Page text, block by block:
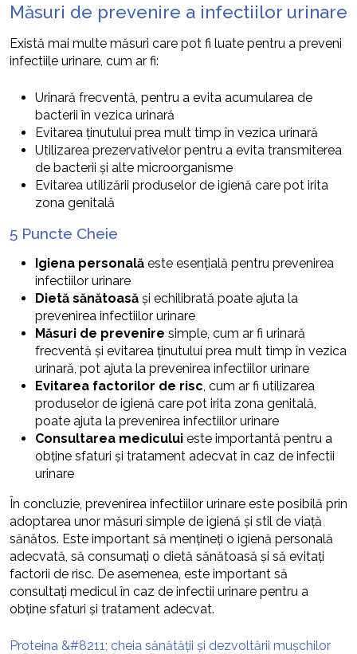
Măsuri de prevenire a infectiilor urinare
Există mai multe măsuri care pot fi luate pentru a preveni
infectiile urinare, cum ar fi:
Urinară frecventă, pentru a evita acumularea de
bacterii în vezica urinară
Evitarea ținutului prea mult timp în vezica urinară
Utilizarea prezervativelor pentru a evita transmiterea
de bacterii și alte microorganisme
Evitarea utilizării produselor de igienă care pot irita
zona genitală
5 Puncte Cheie
Igiena personală este esențială pentru prevenirea
infectiilor urinare
Dietă sănătoasă și echilibrată poate ajuta la
prevenirea infectiilor urinare
Măsuri de prevenire simple, cum ar fi urinară
frecventă și evitarea ținutului prea mult timp în vezica
urinară, pot ajuta la prevenirea infectiilor urinare
Evitarea factorilor de risc , cum ar fi utilizarea
produselor de igienă care pot irita zona genitală,
poate ajuta la prevenirea infectiilor urinare
Consultarea medicului este importantă pentru a
obține sfaturi și tratament adecvat în caz de infectii
urinare
În concluzie, prevenirea infectiilor urinare este posibilă prin
adoptarea unor măsuri simple de igienă și stil de viață
sănătos. Este important să mențineți o igienă personală
adecvată, să consumați o dietă sănătoasă și să evitați
factorii de risc. De asemenea, este important să
consultați medicul în caz de infectii urinare pentru a
obține sfaturi și tratament adecvat.
Proteina &#8211; cheia sănătății și dezvoltării mușchilor